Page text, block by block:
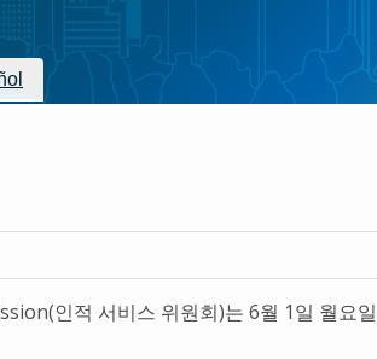
인적 서비스 위원회)는 6월 1일 월요